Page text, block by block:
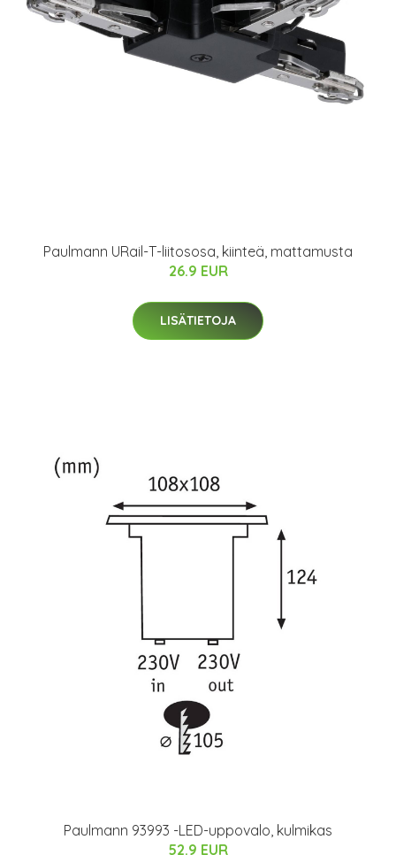
Paulmann URail-T-liitososa, kiinteä, mattamusta
26.9 EUR
LISÄTIETOJA
Paulmann 93993 -LED-uppovalo, kulmikas
52.9 EUR